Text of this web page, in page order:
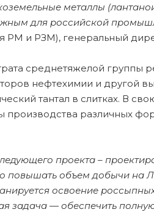
металлы
для российской
РМ и РЗМ), генеральный
среднетяжелой группы
нефтехимии и другой
тантал в слитках. В
различных
проекта –
объем добычи на
освоение
задача — обеспечить